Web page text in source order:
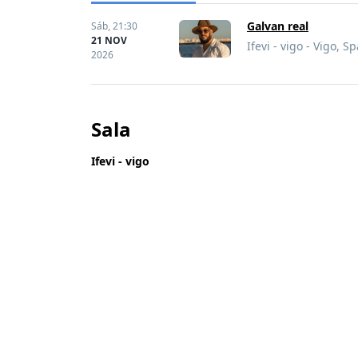
Sáb,21:30
21 NOV
2026
Galvan real
Ifevi - vigo - Vigo,
Sala
Ifevi - vigo